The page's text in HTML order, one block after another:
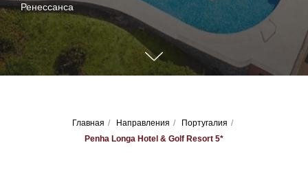
Ренессанса
Главная / Направления / Португалия /
Penha Longa Hotel & Golf Resort 5*